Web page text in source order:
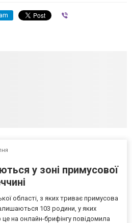
у зоні примусової
області, з яких триває примусова
103 родини, у яких
на онлайн-брифінгу повідомила